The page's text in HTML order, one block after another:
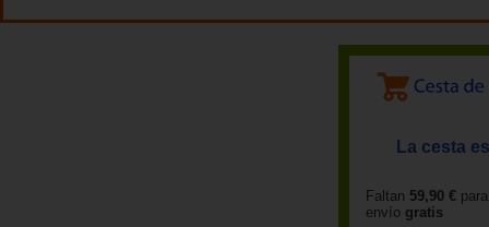
La cesta
Faltan 59,90 €
envío gratis